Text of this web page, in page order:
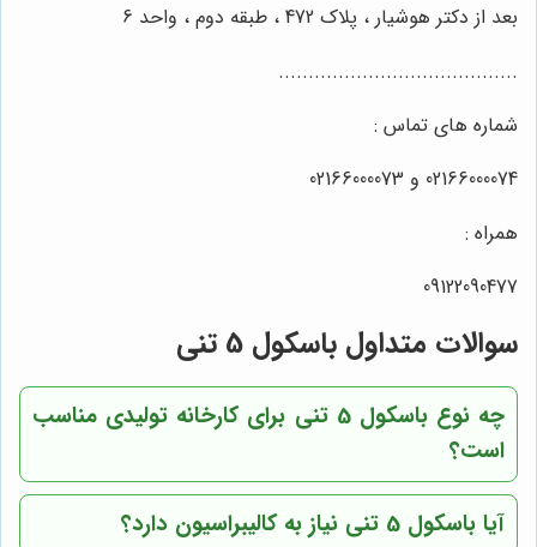
بعد از دکتر هوشیار ، پلاک 472 ، طبقه دوم ، واحد 6
........................................
شماره های تماس :
02166000074 و 02166000073
همراه :
09122090477
سوالات متداول باسکول 5 تنی
چه نوع باسکول 5 تنی برای کارخانه تولیدی مناسب
است؟
آیا باسکول 5 تنی نیاز به کالیبراسیون دارد؟